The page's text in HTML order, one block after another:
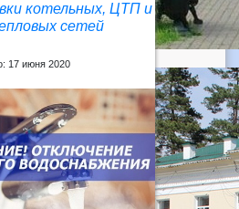
котельных, ЦТП и
сетей
17 июня 2020